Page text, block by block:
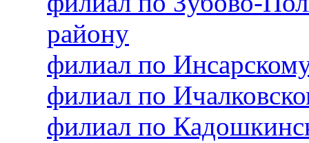
району
филиал по
филиал по
филиал по